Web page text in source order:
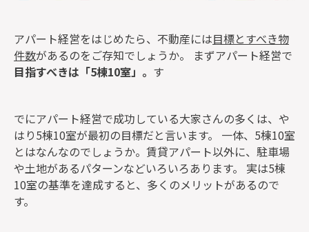
アパート経営をはじめたら、不動産には目標とすべき物
件数があるのをご存知でしょうか。 まずアパート経営で
目指すべきは「5棟10室」。 す
でにアパート経営で成功している大家さんの多くは、や
はり5棟10室が最初の目標だと言います。 一体、5棟10室
とはなんなのでしょうか。賃貸アパート以外に、駐車場
や土地があるパターンなどいろいろあります。 実は5棟
10室の基準を達成すると、多くのメリットがあるので
す。